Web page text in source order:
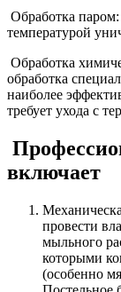
Обработка
температурой
Обработка
обработка
наиболее
требует ухода с
включает
провести
мыльного
которыми
(особенно